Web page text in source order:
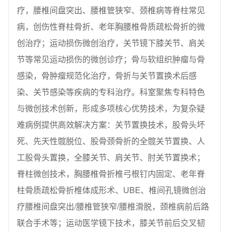
疗，腰椎间盘突出、腰椎管狭窄、颈椎病等脊柱常见
病，创伤性脊柱骨折、老年胸腰椎骨质疏松骨折的微
创治疗；运动损伤微创治疗，关节镜下膝关节、肩关
节等常见运动损伤的微创诊疗；骨与软组织肿瘤与骨
感染，骨肿瘤规范化治疗，骨折与关节置换术后感
染、关节感染等疾病的专科治疗。科室聚焦专科特色
与微创技术创新，形成多项核心优势技术，为复杂疑
难病例提供高效解决方案：关节置换技术，股骨头坏
死、先天性髋脱位、股骨颈骨折的全髋关节置换、人
工股骨头置换，全膝关节、肩关节、肘关节置换术；
脊柱微创技术，胸腰椎骨折椎弓根钉内固定、老年脊
柱骨质疏松骨折椎体成形术、UBE、椎间孔镜微创治
疗腰椎间盘突出/腰椎管狭窄/腰椎滑脱，颈椎病前后路
联合手术等；运动医学镜下技术，膝关节前后交叉韧